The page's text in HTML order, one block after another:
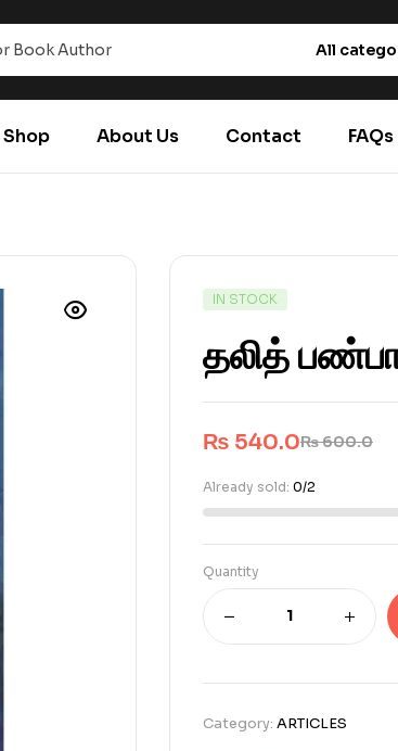
All
Shop About Us Contact FAQs
IN STOCK
தலித்
₨600.0
₨ 540.0
Already sold: 0/2
Quantity
Category: ARTICLES